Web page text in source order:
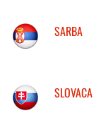
SARBA
SLOVACA